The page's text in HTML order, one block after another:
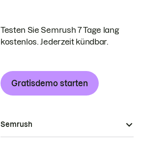
Testen Sie Semrush 7 Tage lang
kostenlos. Jederzeit kündbar.
Gratisdemo starten
Semrush